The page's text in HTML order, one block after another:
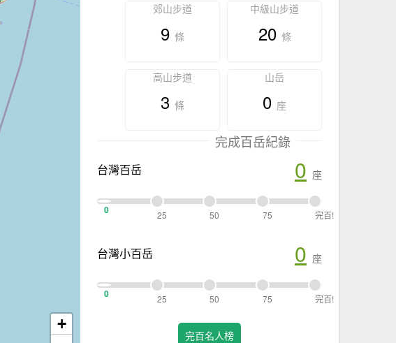
+
郊山步道
9 條
中級山步道
20 條
高山步道
3 條
山岳
0 座
完成百岳紀錄
台灣百岳 0 座
0 25 50 75 完百!
台灣小百岳 0 座
0 25 50 75 完百!
完百名人榜